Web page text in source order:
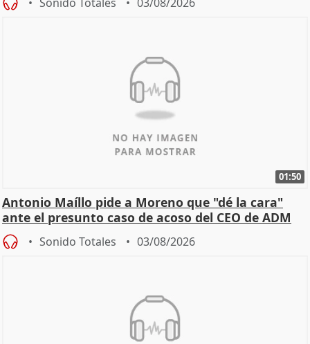
01:50
Antonio Maíllo pide a Moreno que "dé la cara"
ante el presunto caso de acoso del CEO de ADM
Sonido Totales 03/08/2026